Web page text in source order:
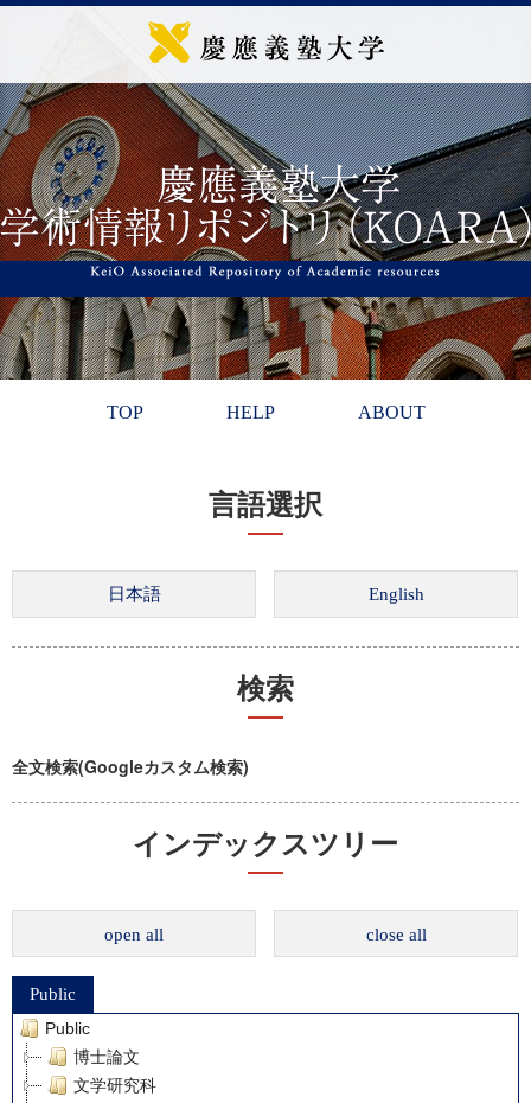
TOP HELP ABOUT
言語選択
検索
全文検索(Googleカスタム検索)
インデックスツリー
open all close all
Public
Public
博士論文
文学研究科